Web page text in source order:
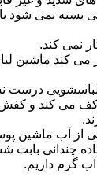
بسته نمی شود یا
نمی کند.
کند ماشین
درست
می کند و کفش
از آب ماشین
چندانی
گرم داریم.